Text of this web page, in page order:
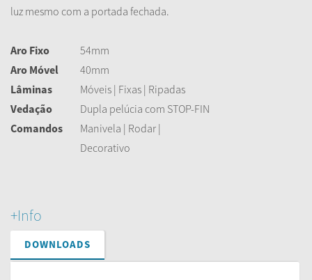
luz mesmo com a portada fechada.
Aro Fixo
54mm
Aro Móvel
40mm
Lâminas
Móveis | Fixas | Ripadas
Vedação
Dupla pelúcia com STOP-FIN
Comandos
Manivela | Rodar |
Decorativo
+Info
DOWNLOADS